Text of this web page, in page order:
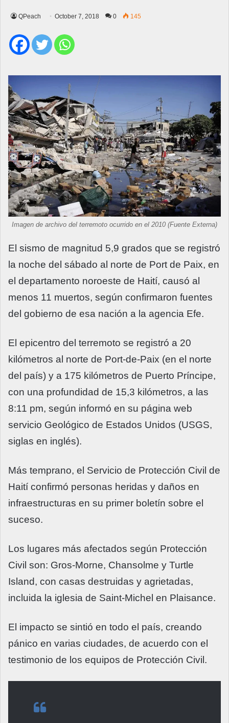
QPeach October 7, 2018 0 145
Imagen de archivo del terremoto ocurrido en el 2010 (Fuente Externa)
El sismo de magnitud 5,9 grados que se registró
la noche del sábado al norte de Port de Paix, en
el departamento noroeste de Haití, causó al
menos 11 muertos, según confirmaron fuentes
del gobierno de esa nación a la agencia Efe.
El epicentro del terremoto se registró a 20
kilómetros al norte de Port-de-Paix (en el norte
del país) y a 175 kilómetros de Puerto Príncipe,
con una profundidad de 15,3 kilómetros, a las
8:11 pm, según informó en su página web
servicio Geológico de Estados Unidos (USGS,
siglas en inglés).
Más temprano, el Servicio de Protección Civil de
Haití confirmó personas heridas y daños en
infraestructuras en su primer boletín sobre el
suceso.
Los lugares más afectados según Protección
Civil son: Gros-Morne, Chansolme y Turtle
Island, con casas destruidas y agrietadas,
incluida la iglesia de Saint-Michel en Plaisance.
El impacto se sintió en todo el país, creando
pánico en varias ciudades, de acuerdo con el
testimonio de los equipos de Protección Civil.